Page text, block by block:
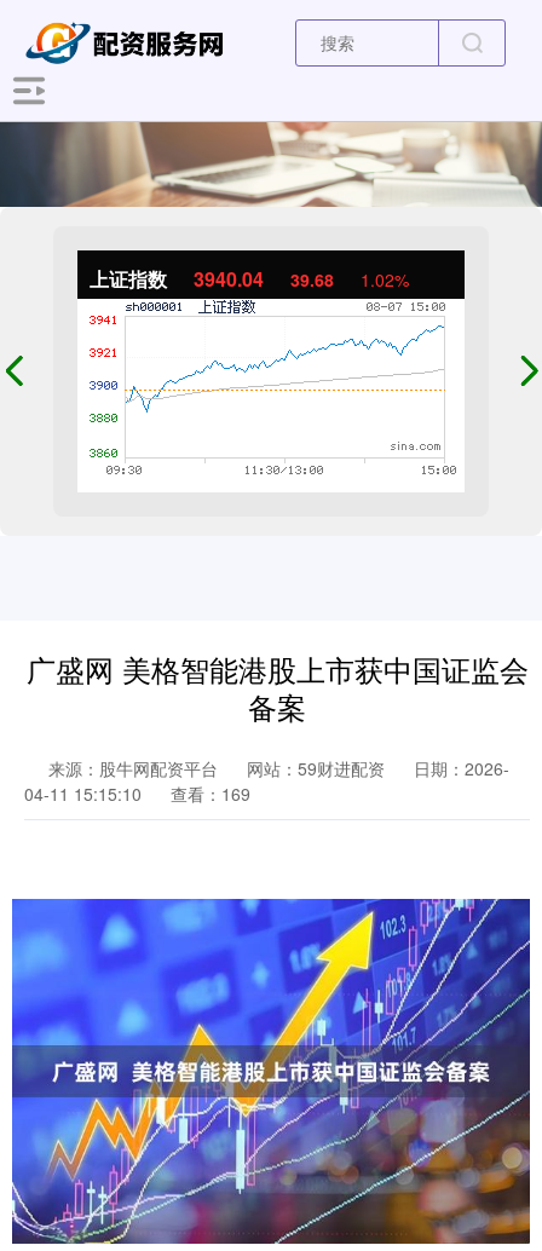
上证指数 3940.04 39.68 1.02%
广盛网 美格智能港股上市获中国证监会
备案
来源：股牛网配资平台 网站：59财进配资
日期：2026-
04-11 15:15:10
查看：169